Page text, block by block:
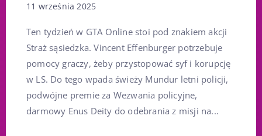
11 września 2025
Ten tydzień w GTA Online stoi pod znakiem akcji
Straż sąsiedzka. Vincent Effenburger potrzebuje
pomocy graczy, żeby przystopować syf i korupcję
w LS. Do tego wpada świeży Mundur letni policji,
podwójne premie za Wezwania policyjne,
darmowy Enus Deity do odebrania z misji na...